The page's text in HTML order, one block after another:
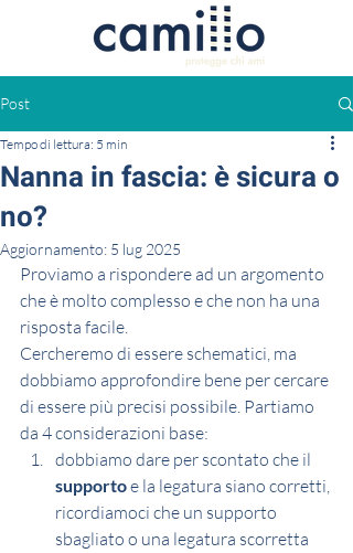
Post
Nanna in fascia: è sicura o
no?
Tempo di lettura: 5 min
Aggiornamento: 5 lug 2025
Proviamo a rispondere ad un argomento
che è molto complesso e che non ha una
risposta facile.
Cercheremo di essere schematici, ma
dobbiamo approfondire bene per cercare
di essere più precisi possibile. Partiamo
da 4 considerazioni base:
dobbiamo dare per scontato che il
supporto e la legatura siano corretti,
ricordiamoci che un supporto
sbagliato o una legatura scorretta